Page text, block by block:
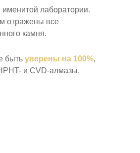
лаборатории.
отражены все
камня.
быть уверены на 100%,
и CVD-алмазы.